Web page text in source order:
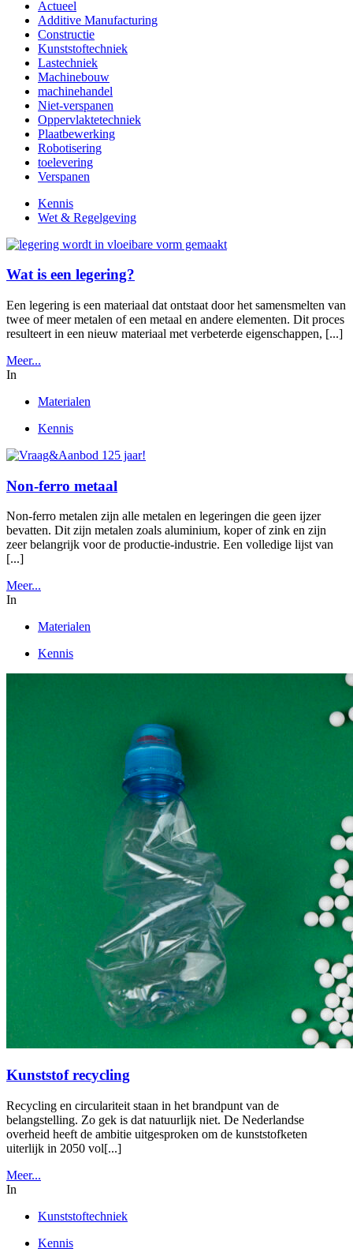
Actueel
Additive Manufacturing
Constructie
Kunststoftechniek
Lastechniek
Machinebouw
machinehandel
Niet-verspanen
Oppervlaktetechniek
Plaatbewerking
Robotisering
toelevering
Verspanen
Kennis
Wet & Regelgeving
Wat is een legering?
Een legering is een materiaal dat ontstaat door het samensmelten van
twee of meer metalen of een metaal en andere elementen. Dit proces
resulteert in een nieuw materiaal met verbeterde eigenschappen, [...]
Meer...
In
Materialen
Kennis
Non-ferro metaal
Non-ferro metalen zijn alle metalen en legeringen die geen ijzer
bevatten. Dit zijn metalen zoals aluminium, koper of zink en zijn
zeer belangrijk voor de productie-industrie. Een volledige lijst van
[...]
Meer...
In
Materialen
Kennis
Kunststof recycling
Recycling en circulariteit staan in het brandpunt van de
belangstelling. Zo gek is dat natuurlijk niet. De Nederlandse
overheid heeft de ambitie uitgesproken om de kunststofketen
uiterlijk in 2050 vol[...]
Meer...
In
Kunststoftechniek
Kennis